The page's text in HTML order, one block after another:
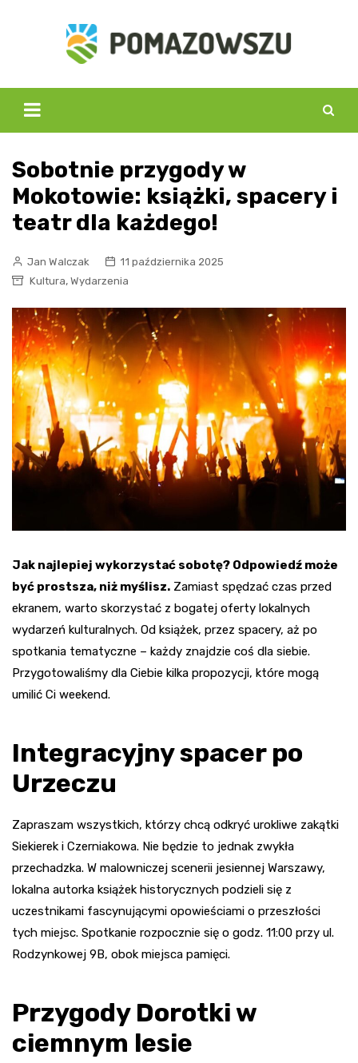
Sobotnie przygody w
Mokotowie: książki, spacery i
teatr dla każdego!
Jan Walczak
11 października 2025
Kultura, Wydarzenia
Jak najlepiej wykorzystać sobotę? Odpowiedź może
być prostsza, niż myślisz. Zamiast spędzać czas przed
ekranem, warto skorzystać z bogatej oferty lokalnych
wydarzeń kulturalnych. Od książek, przez spacery, aż po
spotkania tematyczne – każdy znajdzie coś dla siebie.
Przygotowaliśmy dla Ciebie kilka propozycji, które mogą
umilić Ci weekend.
Integracyjny spacer po
Urzeczu
Zapraszam wszystkich, którzy chcą odkryć urokliwe zakątki
Siekierek i Czerniakowa. Nie będzie to jednak zwykła
przechadzka. W malowniczej scenerii jesiennej Warszawy,
lokalna autorka książek historycznych podzieli się z
uczestnikami fascynującymi opowieściami o przeszłości
tych miejsc. Spotkanie rozpocznie się o godz. 11:00 przy ul.
Rodzynkowej 9B, obok miejsca pamięci.
Przygody Dorotki w
ciemnym lesie